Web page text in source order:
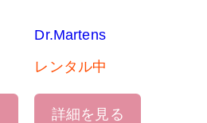
Dr.Martens
レンタル中
詳細を見る